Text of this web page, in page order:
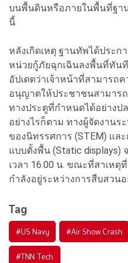
บนพื้นดินหรือภายในพื้นที่ฐา
นี้
หลังเกิดเหตุ ฐานทัพได้ประ
หน่วยกู้ภัยฉุกเฉินลงพื้นที่ทัน
อัปเดตว่าเจ้าหน้าที่สามารถ
อนุญาตให้ประชาชนสามาร
ทางประตูที่กำหนดได้อย่างป
อย่างไรก็ตาม ทางผู้จัดงาน
ของนิทรรศการ (STEM) แล
แบบตั้งพื้น (Static displays)
เวลา 16.00 น. ขณะที่สาเห
กำลังอยู่ระหว่างการสืบสวนอ
Tag
#US Navy #Air Show Crash
#TNN Tech